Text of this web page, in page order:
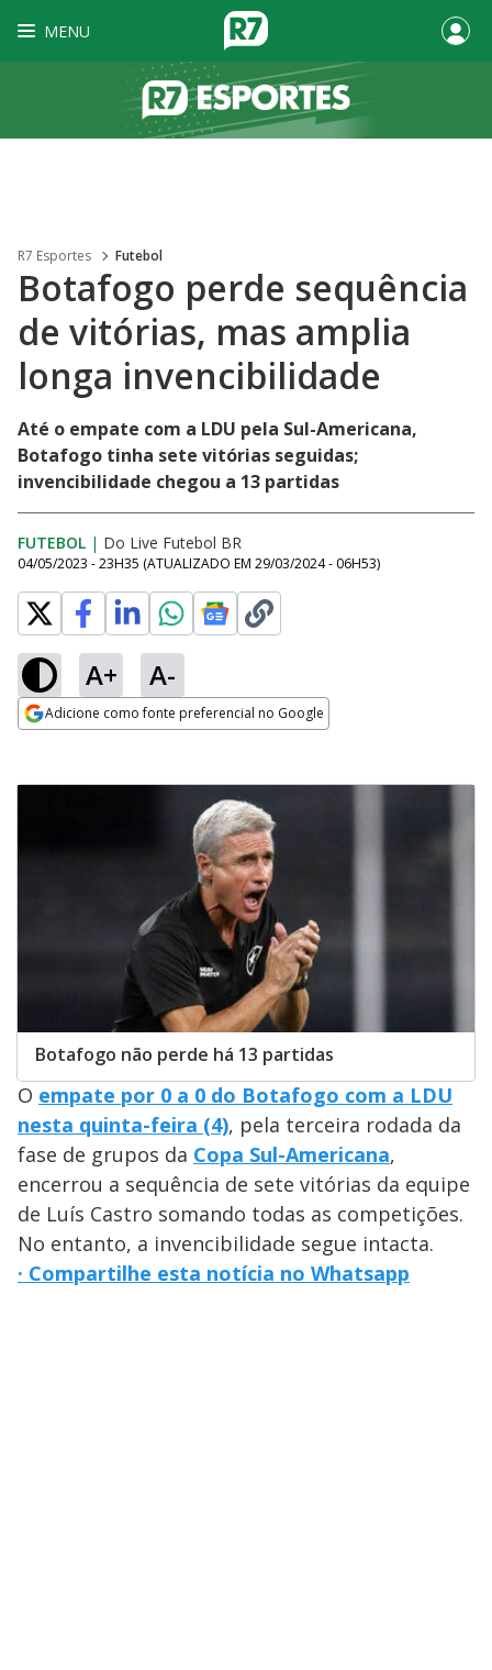
MENU
R7 Esportes Futebol
Botafogo perde sequência
de vitórias, mas amplia
longa invencibilidade
Até o empate com a LDU pela Sul-Americana,
Botafogo tinha sete vitórias seguidas;
invencibilidade chegou a 13 partidas
FUTEBOL | Do Live Futebol BR
04/05/2023 - 23H35 (ATUALIZADO EM 29/03/2024 - 06H53)
A+ A-
Adicione como fonte preferencial no Google
Botafogo não perde há 13 partidas
O empate por 0 a 0 do Botafogo com a LDU
nesta quinta-feira (4), pela terceira rodada da
fase de grupos da Copa Sul-Americana,
encerrou a sequência de sete vitórias da equipe
de Luís Castro somando todas as competições.
No entanto, a invencibilidade segue intacta.
· Compartilhe esta notícia no Whatsapp